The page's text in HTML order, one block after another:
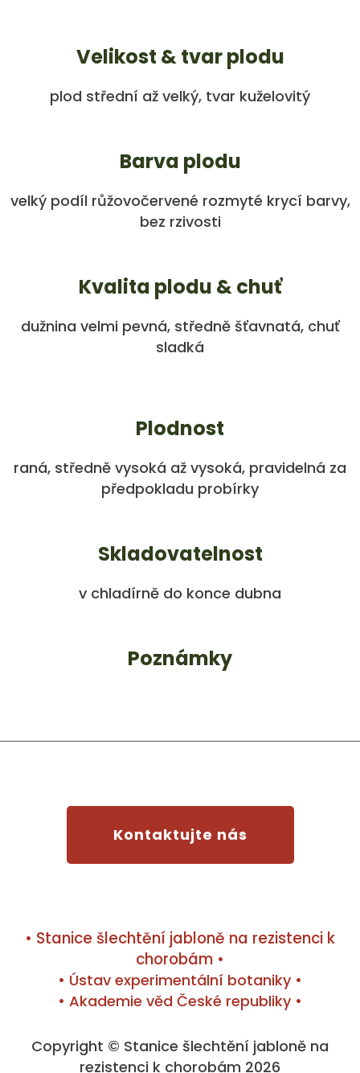
Velikost & tvar plodu
plod střední až velký, tvar kuželovitý
Barva plodu
velký podíl růžovočervené rozmyté krycí barvy,
bez rzivosti
Kvalita plodu & chuť
dužnina velmi pevná, středně šťavnatá, chuť
sladká
Plodnost
raná, středně vysoká až vysoká, pravidelná za
předpokladu probírky
Skladovatelnost
v chladírně do konce dubna
Poznámky
Kontaktujte nás
• Stanice šlechtění jabloně na rezistenci k
chorobám •
• Ústav experimentální botaniky •
• Akademie věd České republiky •
Copyright © Stanice šlechtění jabloně na
rezistenci k chorobám 2026